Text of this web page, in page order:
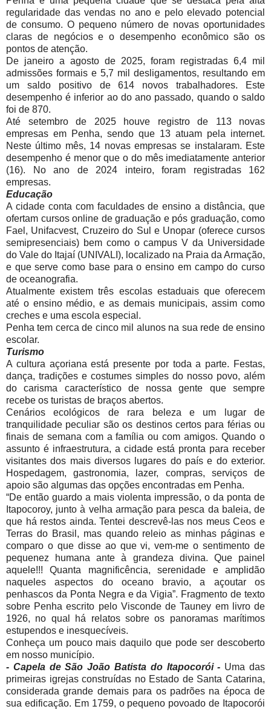
regularidade das vendas no ano e pelo elevado potencial
de consumo. O pequeno número de novas oportunidades
claras de negócios e o desempenho econômico são os
pontos de atenção.
De janeiro a agosto de 2025, foram registradas 6,4 mil
admissões formais e 5,7 mil desligamentos, resultando em
um saldo positivo de 614 novos trabalhadores. Este
desempenho é inferior ao do ano passado, quando o saldo
foi de 870.
Até setembro de 2025 houve registro de 113 novas
empresas em Penha, sendo que 13 atuam pela internet.
Neste último mês, 14 novas empresas se instalaram. Este
desempenho é menor que o do mês imediatamente anterior
(16). No ano de 2024 inteiro, foram registradas 162
empresas.
Educação
A cidade conta com faculdades de ensino a distância, que
ofertam cursos online de graduação e pós graduação, como
Fael, Unifacvest, Cruzeiro do Sul e Unopar (oferece cursos
semipresenciais) bem como o campus V da Universidade
do Vale do Itajaí (UNIVALI), localizado na Praia da Armação,
e que serve como base para o ensino em campo do curso
de oceanografia.
Atualmente existem três escolas estaduais que oferecem
até o ensino médio, e as demais municipais, assim como
creches e uma escola especial.
Penha tem cerca de cinco mil alunos na sua rede de ensino
escolar.
Turismo
A cultura açoriana está presente por toda a parte. Festas,
dança, tradições e costumes simples do nosso povo, além
do carisma característico de nossa gente que sempre
recebe os turistas de braços abertos.
Cenários ecológicos de rara beleza e um lugar de
tranquilidade peculiar são os destinos certos para férias ou
finais de semana com a família ou com amigos. Quando o
assunto é infraestrutura, a cidade está pronta para receber
visitantes dos mais diversos lugares do país e do exterior.
Hospedagem, gastronomia, lazer, compras, serviços de
apoio são algumas das opções encontradas em Penha.
“De então guardo a mais violenta impressão, o da ponta de
Itapocoroy, junto à velha armação para pesca da baleia, de
que há restos ainda. Tentei descrevê-las nos meus Ceos e
Terras do Brasil, mas quando releio as minhas páginas e
comparo o que disse ao que vi, vem-me o sentimento de
pequenez humana ante à grandeza divina. Que painel
aquele!!! Quanta magnificência, serenidade e amplidão
naqueles aspectos do oceano bravio, a açoutar os
penhascos da Ponta Negra e da Vigia”. Fragmento de texto
sobre Penha escrito pelo Visconde de Tauney em livro de
1926, no qual há relatos sobre os panoramas marítimos
estupendos e inesquecíveis.
Conheça um pouco mais daquilo que pode ser descoberto
em nosso município.
- Capela de São João Batista do Itapocorói - Uma das
primeiras igrejas construídas no Estado de Santa Catarina,
considerada grande demais para os padrões na época de
sua edificação. Em 1759, o pequeno povoado de Itapocorói